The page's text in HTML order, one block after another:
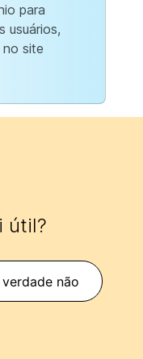
para
usuários,
site
útil?
verdade não